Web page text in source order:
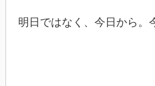
明日ではなく、今日から。